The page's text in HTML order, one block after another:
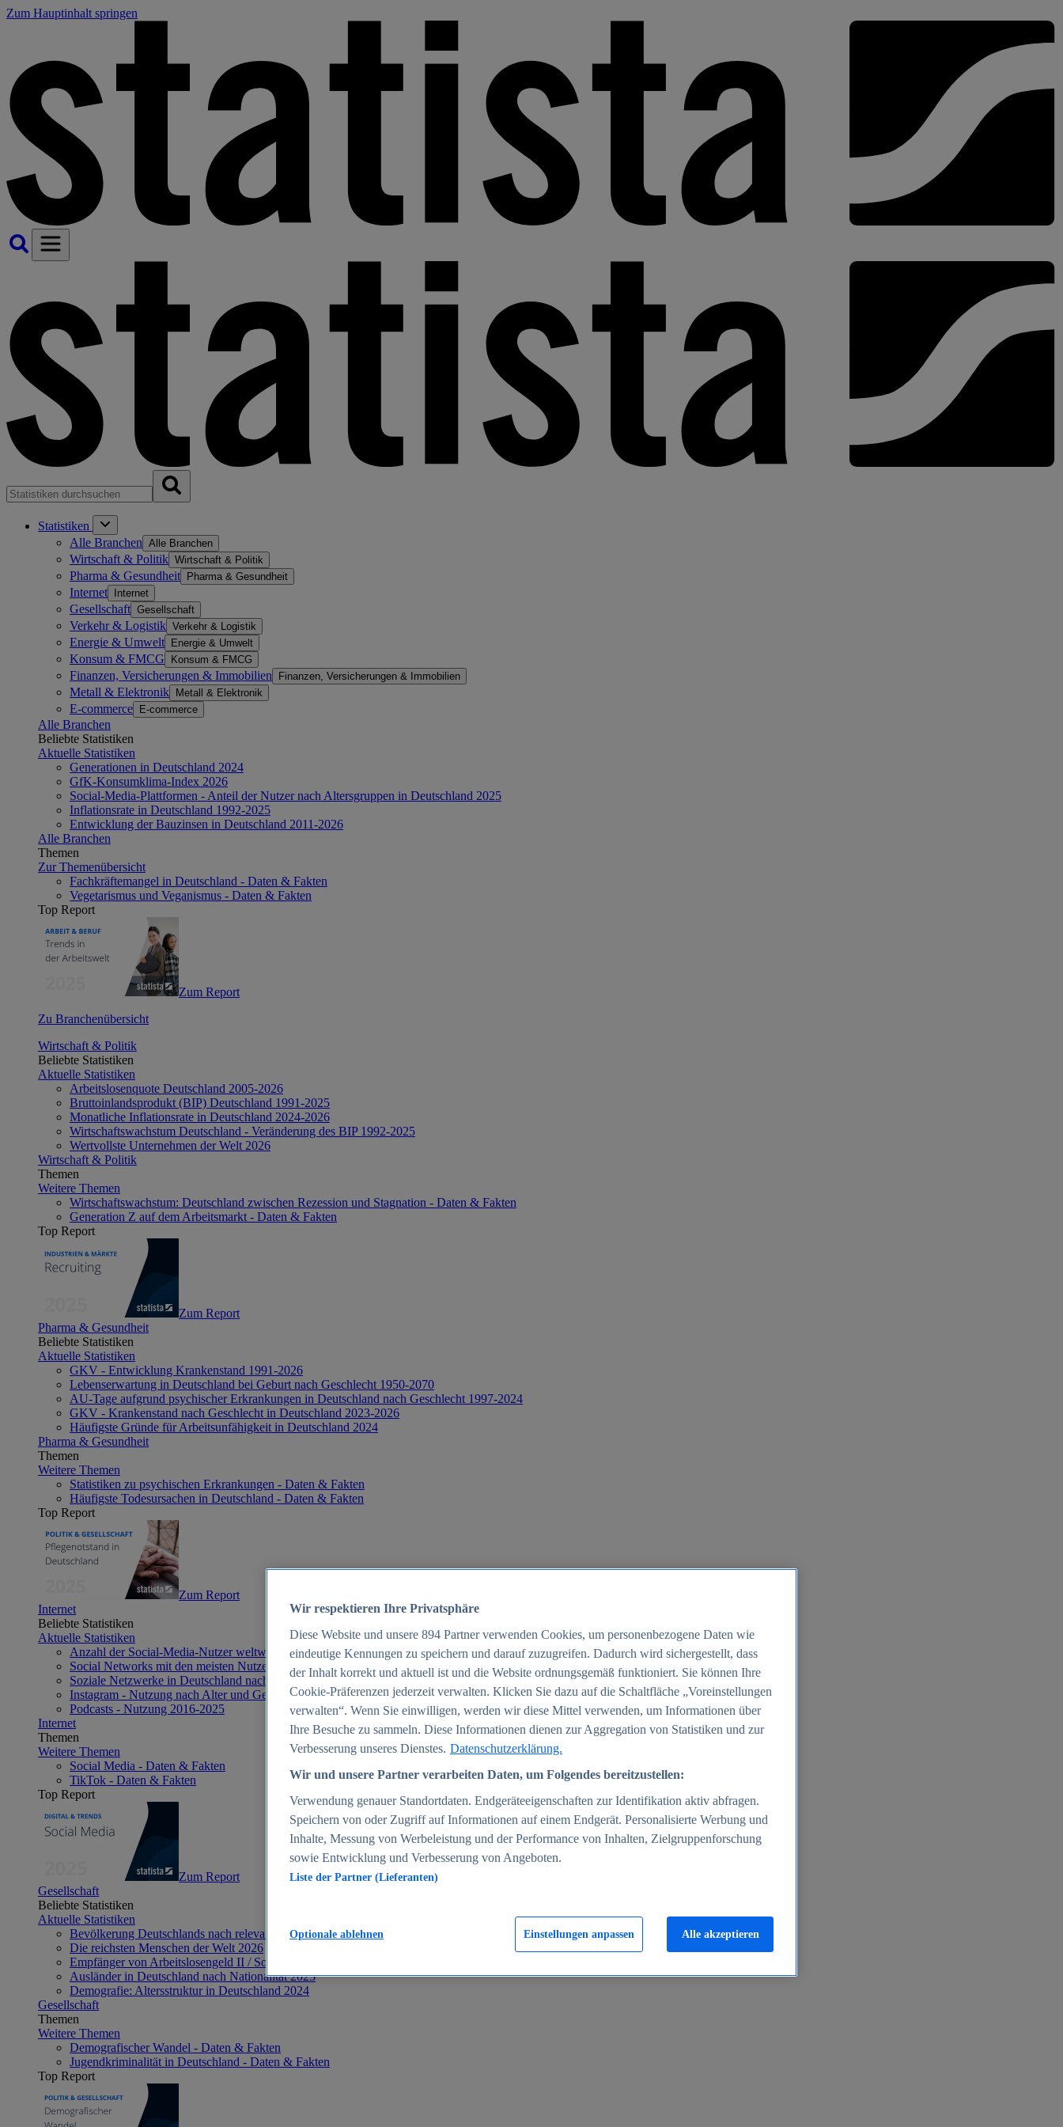
Zum Hauptinhalt springen
Statistiken
Alle Branchen Alle Branchen
Wirtschaft & Politik Wirtschaft & Politik
Pharma & Gesundheit Pharma & Gesundheit
Internet Internet
Gesellschaft Gesellschaft
Verkehr & Logistik Verkehr & Logistik
Energie & Umwelt Energie & Umwelt
Konsum & FMCG Konsum & FMCG
Finanzen, Versicherungen & Immobilien Finanzen, Versicherungen & Immobilien
Metall & Elektronik Metall & Elektronik
E-commerce E-commerce
Alle Branchen
Beliebte Statistiken
Aktuelle Statistiken
Generationen in Deutschland 2024
GfK-Konsumklima-Index 2026
Social-Media-Plattformen - Anteil der Nutzer nach Altersgruppen in Deutschland 2025
Inflationsrate in Deutschland 1992-2025
Entwicklung der Bauzinsen in Deutschland 2011-2026
Alle Branchen
Themen
Zur Themenübersicht
Fachkräftemangel in Deutschland - Daten & Fakten
Vegetarismus und Veganismus - Daten & Fakten
Top Report
Zum Report
Zu Branchenübersicht
Wirtschaft & Politik
Beliebte Statistiken
Aktuelle Statistiken
Arbeitslosenquote Deutschland 2005-2026
Bruttoinlandsprodukt (BIP) Deutschland 1991-2025
Monatliche Inflationsrate in Deutschland 2024-2026
Wirtschaftswachstum Deutschland - Veränderung des BIP 1992-2025
Wertvollste Unternehmen der Welt 2026
Wirtschaft & Politik
Themen
Weitere Themen
Wirtschaftswachstum: Deutschland zwischen Rezession und Stagnation - Daten & Fakten
Generation Z auf dem Arbeitsmarkt - Daten & Fakten
Top Report
Zum Report
Pharma & Gesundheit
Beliebte Statistiken
Aktuelle Statistiken
GKV - Entwicklung Krankenstand 1991-2026
Lebenserwartung in Deutschland bei Geburt nach Geschlecht 1950-2070
AU-Tage aufgrund psychischer Erkrankungen in Deutschland nach Geschlecht 1997-2024
GKV - Krankenstand nach Geschlecht in Deutschland 2023-2026
Häufigste Gründe für Arbeitsunfähigkeit in Deutschland 2024
Pharma & Gesundheit
Themen
Weitere Themen
Statistiken zu psychischen Erkrankungen - Daten & Fakten
Häufigste Todesursachen in Deutschland - Daten & Fakten
Top Report
Zum Report
Internet
Beliebte Statistiken
Aktuelle Statistiken
Anzahl der Social-Media-Nutzer weltweit 2012-2025
Social Networks mit den meisten Nutzern weltweit 2025
Soziale Netzwerke in Deutschland nach Generationen 2025
Instagram - Nutzung nach Alter und Geschlecht in Deutschland 2025
Podcasts - Nutzung 2016-2025
Internet
Themen
Weitere Themen
Social Media - Daten & Fakten
TikTok - Daten & Fakten
Top Report
Zum Report
Gesellschaft
Beliebte Statistiken
Aktuelle Statistiken
Bevölkerung Deutschlands nach relevanten Altersgruppen 2024
Die reichsten Menschen der Welt 2026
Empfänger von Arbeitslosengeld II / Sozialgeld / Bürgergeld in Deutschland 2005-2025
Ausländer in Deutschland nach Nationalität 2025
Demografie: Altersstruktur in Deutschland 2024
Gesellschaft
Themen
Weitere Themen
Demografischer Wandel - Daten & Fakten
Jugendkriminalität in Deutschland - Daten & Fakten
Top Report
Wir respektieren Ihre Privatsphäre
Diese Website und unsere 894 Partner verwenden Cookies, um personenbezogene Daten wie
eindeutige Kennungen zu speichern und darauf zuzugreifen. Dadurch wird sichergestellt, dass
der Inhalt korrekt und aktuell ist und die Website ordnungsgemäß funktioniert. Sie können Ihre
Cookie-Präferenzen jederzeit verwalten. Klicken Sie dazu auf die Schaltfläche „Voreinstellungen
verwalten“. Wenn Sie einwilligen, werden wir diese Mittel verwenden, um Informationen über
Ihre Besuche zu sammeln. Diese Informationen dienen zur Aggregation von Statistiken und zur
Verbesserung unseres Dienstes. Datenschutzerklärung.
Wir und unsere Partner verarbeiten Daten, um Folgendes bereitzustellen:
Verwendung genauer Standortdaten. Endgeräteeigenschaften zur Identifikation aktiv abfragen.
Speichern von oder Zugriff auf Informationen auf einem Endgerät. Personalisierte Werbung und
Inhalte, Messung von Werbeleistung und der Performance von Inhalten, Zielgruppenforschung
sowie Entwicklung und Verbesserung von Angeboten.
Liste der Partner (Lieferanten)
Einstellungen anpassen
Optionale ablehnen Alle akzeptieren